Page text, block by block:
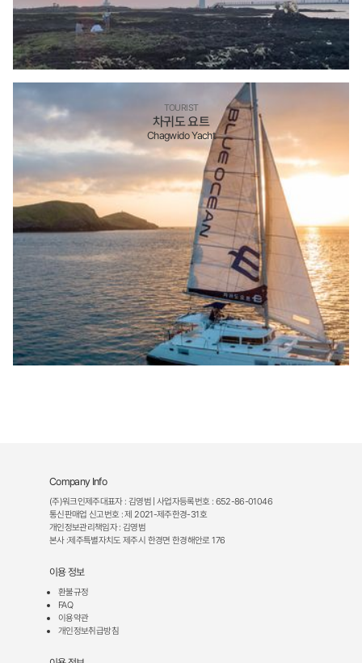
TOURIST
차귀도 요트
Chagwido Yacht
Company Info
(주)워크인제주대표자 : 김영범 | 사업자등록번호 : 652-86-01046
통신판매업 신고번호 : 제 2021-제주한경-31호
개인정보관리책임자 : 김영범
본사 :제주특별자치도 제주시 한경면 한경해안로 176
이용 정보
환불규정
FAQ
이용약관
개인정보취급방침